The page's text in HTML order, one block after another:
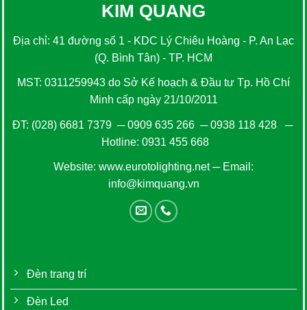
KIM QUANG
Địa chỉ: 41 đường số 1 - KDC Lý Chiêu Hoàng - P. An Lạc
(Q. Bình Tân) - TP. HCM
MST: 0311259943 do Sở Kế hoạch & Đầu tư Tp. Hồ Chí
Minh cấp ngày 21/10/2011
ĐT: (028) 6681 7379 ─0909 635 266─0938 118 428─
Hotline: 0931 455 668
Website: www.eurotolighting.net─ Email:
info@kimquang.vn
Đèn trang trí
Đèn Led